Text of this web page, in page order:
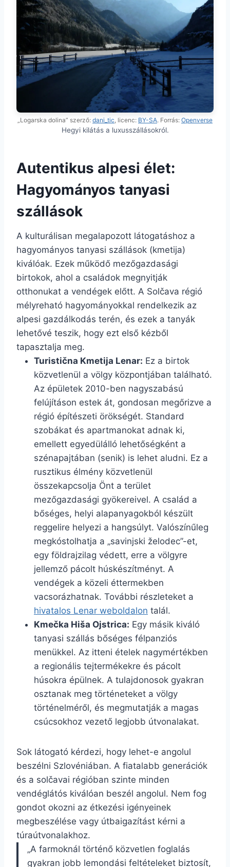
„Logarska dolina” szerző: dani_tic, licenc: BY-SA. Forrás: Openverse
Hegyi kilátás a luxusszállásokról.
Autentikus alpesi élet:
Hagyományos tanyasi
szállások
A kulturálisan megalapozott látogatáshoz a
hagyományos tanyasi szállások (kmetija)
kiválóak. Ezek működő mezőgazdasági
birtokok, ahol a családok megnyitják
otthonukat a vendégek előtt. A Solčava régió
mélyreható hagyományokkal rendelkezik az
alpesi gazdálkodás terén, és ezek a tanyák
lehetővé teszik, hogy ezt első kézből
tapasztalja meg.
Turistična Kmetija Lenar: Ez a birtok
közvetlenül a völgy központjában található.
Az épületek 2010-ben nagyszabású
felújításon estek át, gondosan megőrizve a
régió építészeti örökségét. Standard
szobákat és apartmanokat adnak ki,
emellett egyedülálló lehetőségként a
szénapajtában (senik) is lehet aludni. Ez a
rusztikus élmény közvetlenül
összekapcsolja Önt a terület
mezőgazdasági gyökereivel. A család a
bőséges, helyi alapanyagokból készült
reggelire helyezi a hangsúlyt. Valószínűleg
megkóstolhatja a „savinjski želodec”-et,
egy földrajzilag védett, erre a völgyre
jellemző pácolt húskészítményt. A
vendégek a közeli éttermekben
vacsorázhatnak. További részleteket a
hivatalos Lenar weboldalon talál.
Kmečka Hiša Ojstrica: Egy másik kiváló
tanyasi szállás bőséges félpanziós
menükkel. Az itteni ételek nagymértékben
a regionális tejtermékekre és pácolt
húsokra épülnek. A tulajdonosok gyakran
osztanak meg történeteket a völgy
történelméről, és megmutatják a magas
csúcsokhoz vezető legjobb útvonalakat.
Sok látogató kérdezi, hogy lehet-e angolul
beszélni Szlovéniában. A fiatalabb generációk
és a solčavai régióban szinte minden
vendéglátós kiválóan beszél angolul. Nem fog
gondot okozni az étkezési igényeinek
megbeszélése vagy útbaigazítást kérni a
túraútvonalakhoz.
„A farmoknál történő közvetlen foglalás
gyakran jobb lemondási feltételeket biztosít,